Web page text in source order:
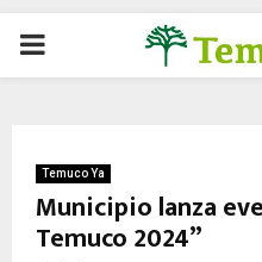
P
M
Temuco Ya
Municipio lanza
Temuco 2024”